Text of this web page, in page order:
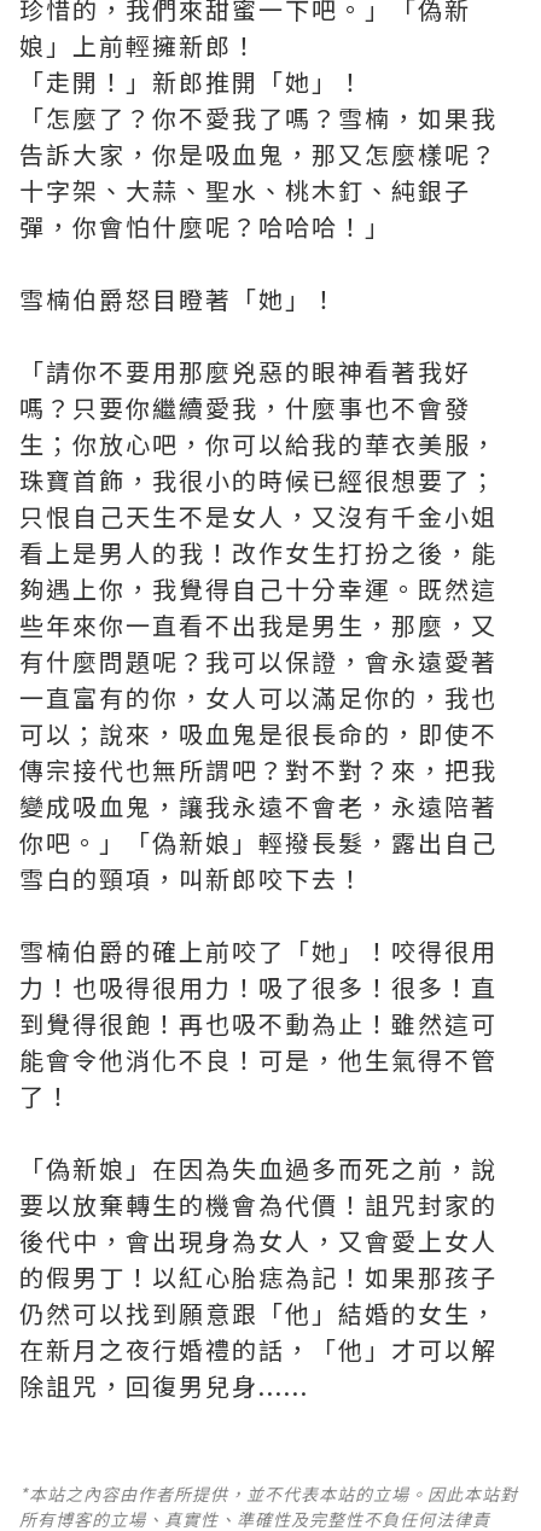
珍惜的，我們來甜蜜一下吧。」「偽新
娘」上前輕擁新郎！
「走開！」新郎推開「她」！
「怎麼了？你不愛我了嗎？雪楠，如果我
告訴大家，你是吸血鬼，那又怎麼樣呢？
十字架、大蒜、聖水、桃木釘、純銀子
彈，你會怕什麼呢？哈哈哈！」
雪楠伯爵怒目瞪著「她」！
「請你不要用那麼兇惡的眼神看著我好
嗎？只要你繼續愛我，什麼事也不會發
生；你放心吧，你可以給我的華衣美服，
珠寶首飾，我很小的時候已經很想要了；
只恨自己天生不是女人，又沒有千金小姐
看上是男人的我！改作女生打扮之後，能
夠遇上你，我覺得自己十分幸運。既然這
些年來你一直看不出我是男生，那麼，又
有什麼問題呢？我可以保證，會永遠愛著
一直富有的你，女人可以滿足你的，我也
可以；說來，吸血鬼是很長命的，即使不
傳宗接代也無所謂吧？對不對？來，把我
變成吸血鬼，讓我永遠不會老，永遠陪著
你吧。」「偽新娘」輕撥長髮，露出自己
雪白的頸項，叫新郎咬下去！
雪楠伯爵的確上前咬了「她」！咬得很用
力！也吸得很用力！吸了很多！很多！直
到覺得很飽！再也吸不動為止！雖然這可
能會令他消化不良！可是，他生氣得不管
了！
「偽新娘」在因為失血過多而死之前，說
要以放棄轉生的機會為代價！詛咒封家的
後代中，會出現身為女人，又會愛上女人
的假男丁！以紅心胎痣為記！如果那孩子
仍然可以找到願意跟「他」結婚的女生，
在新月之夜行婚禮的話，「他」才可以解
除詛咒，回復男兒身......
*本站之內容由作者所提供，並不代表本站的立場。因此本站對
所有博客的立場、真實性、準確性及完整性不負任何法律責